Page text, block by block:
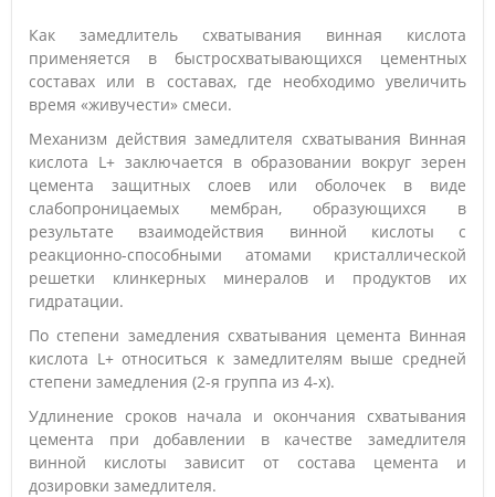
Как замедлитель схватывания винная кислота
применяется в быстросхватывающихся цементных
составах или в составах, где необходимо увеличить
время «живучести» смеси.
Механизм действия замедлителя схватывания Винная
кислота L+ заключается в образовании вокруг зерен
цемента защитных слоев или оболочек в виде
слабопроницаемых мембран, образующихся в
результате взаимодействия винной кислоты с
реакционно-способными атомами кристаллической
решетки клинкерных минералов и продуктов их
гидратации.
По степени замедления схватывания цемента Винная
кислота L+ относиться к замедлителям выше средней
степени замедления (2-я группа из 4-х).
Удлинение сроков начала и окончания схватывания
цемента при добавлении в качестве замедлителя
винной кислоты зависит от состава цемента и
дозировки замедлителя.